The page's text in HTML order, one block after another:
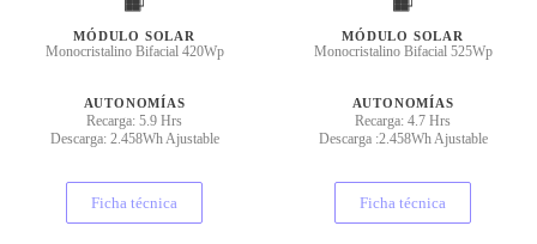
MÓDULO SOLAR
Monocristalino Bifacial 420Wp
AUTONOMÍAS
Recarga: 5.9 Hrs
Descarga: 2.458Wh Ajustable
Ficha técnica
MÓDULO SOLAR
Monocristalino Bifacial 525Wp
AUTONOMÍAS
Recarga: 4.7 Hrs
Descarga :2.458Wh Ajustable
Ficha técnica